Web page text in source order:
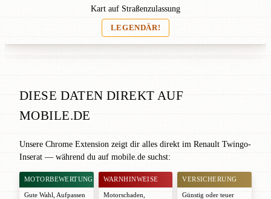
Kart auf Straßenzulassung
LEGENDÄR!
DIESE DATEN DIREKT AUF
MOBILE.DE
Unsere Chrome Extension zeigt dir alles direkt im Renault Twingo-
Inserat — während du auf mobile.de suchst:
MOTORBEWERTUNG
Gute Wahl
Aufpassen
WARNHINWEISE
Motorschaden,
VERSICHERUNG
Günstig oder teuer